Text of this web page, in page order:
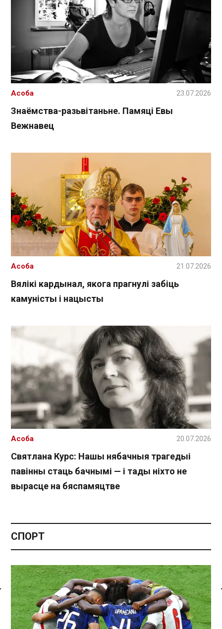
Спасылка без VPN
Знаёмства-разьвітаньне. Памяці Евы
Вежнавец
Асоба 23.07.2026
Вялікі кардынал, якога прагнулі забіць
камуністы і нацысты
Асоба 21.07.2026
Святлана Курс: Нашы нябачныя трагедыі
павінны стаць бачнымі — і тады ніхто не
вырасце на бяспамяцтве
Асоба 20.07.2026
СПОРТ